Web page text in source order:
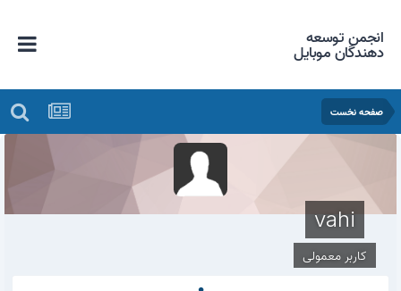
انجمن توسعه
دهندگان موبایل
صفحه نخست
vahi
کاربر معمولی